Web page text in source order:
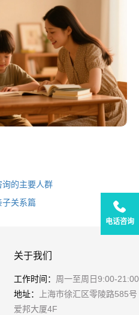
的主要人群
关系篇
关于我们
工作时间： 周一至周日9:00-21:00
地址：
上海市徐汇区零陵路585号
爱邦大厦4F
电话咨询